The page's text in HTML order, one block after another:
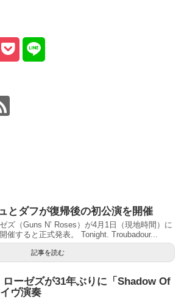
とダフが復帰後の初公演を開催
ズ（Guns N’ Roses）が4月1日（現地時間）に
催すると正式発表。 Tonight. Troubadour...
記事を読む
ローゼズが31年ぶりに「Shadow Of
ヴ演奏